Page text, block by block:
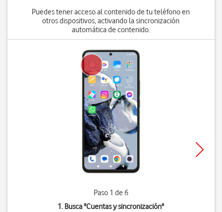
Puedes tener acceso al contenido de tu teléfono en
otros dispositivos, activando la sincronización
automática de contenido.
Paso 1 de 6
1. Busca "Cuentas y sincronización"